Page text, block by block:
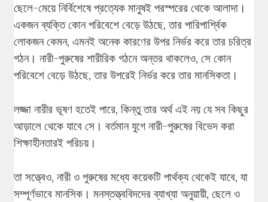
ছেলে-মেয়ে নির্বিশেষে প্রত্যেক মানুষই পরস্পরের থেকে আলাদা।
একজন ব্যক্তি কোন পরিবেশে বেড়ে উঠছে, তার পারিপার্শ্বিক
লোকজন কেমন, এমনই অনেক কারণের উপর নির্ভর করে তার চরিত্র
গঠন। নারী-পুরুষের শারীরিক গঠনে অন্তর থাকলেও, সে কোন
পরিবেশে বেড়ে উঠছে, তার উপরেই নির্ভর করে তার মানসিকতা।
লজ্জা নারীর ভূষণ হতেই পারে, কিন্তু তার অর্থ এই নয় যে সব কিছুর
আড়ালে থেকে যাবে সে। বর্তমান যুগে নারী-পুরুষের বিভেদ করা
শিক্ষাহীনতারই পরিচয়।
তা সত্ত্বেও, নারী ও পুরুষের মধ্যে কয়েকটি পার্থক্য থেকেই যাবে, যা
সম্পূর্ণভাবে মানসিক। মনস্তত্ত্ববিদদের ব্যাখ্যা অনুয়ায়ী, ছেলে ও